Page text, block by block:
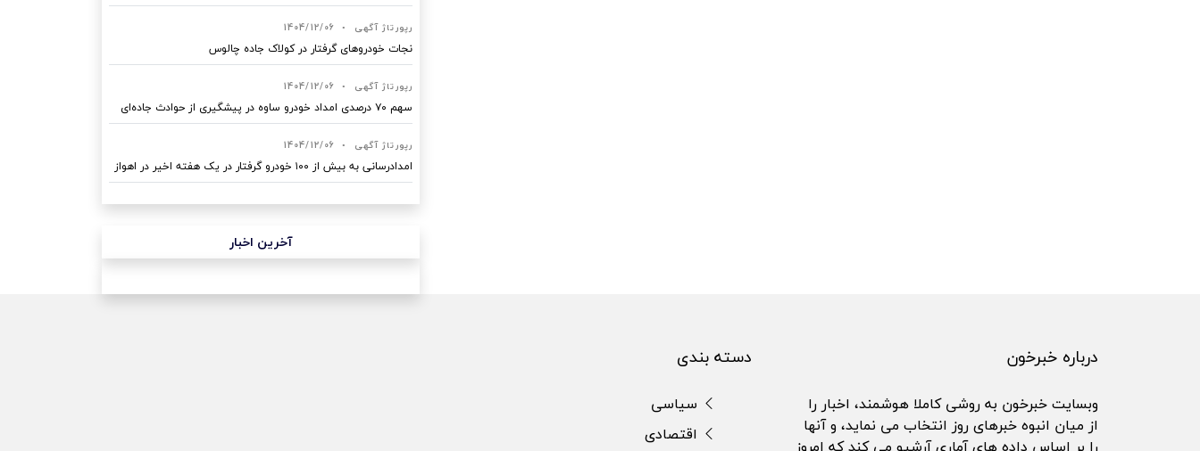
رپورتاژ آگهی •
1404/12/06
نجات خودروهای گرفتار در کولاک جاده چالوس
رپورتاژ آگهی •
1404/12/06
سهم ۷۰ درصدی امداد خودرو ساوه در پیشگیری از حوادث جاده‌ای
رپورتاژ آگهی •
1404/12/06
امدادرسانی به بیش از ۱۰۰ خودرو گرفتار در یک هفته اخیر در اهواز
آخرین اخبار
درباره خبرخون
وبسایت خبرخون به روشی کاملا هوشمند، اخبار را
از میان انبوه خبرهای روز انتخاب می نماید، و آنها
دسته بندی
سیاسی
اقتصادی